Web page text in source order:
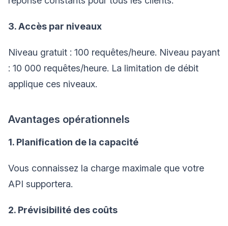
3. Accès par niveaux
Niveau gratuit : 100 requêtes/heure. Niveau payant
: 10 000 requêtes/heure. La limitation de débit
applique ces niveaux.
Avantages opérationnels
1. Planification de la capacité
Vous connaissez la charge maximale que votre
API supportera.
2. Prévisibilité des coûts